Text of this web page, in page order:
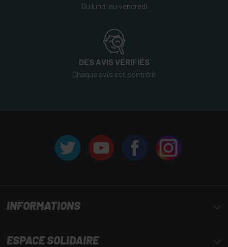
Du lundi au vendredi
DES AVIS VÉRIFIÉS
Chaque avis est contrôlé
INFORMATIONS
ESPACE SOLIDAIRE